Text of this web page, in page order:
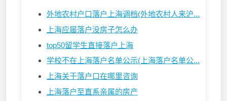
外地农村户口落户上海调档(外地农村人来沪...
上海应届落户没房子怎么办
top50留学生直接落户上海
学校不在上海落户名单公示(上海落户名单公...
上海关于落户口在哪里咨询
上海落户至直系亲属的房产